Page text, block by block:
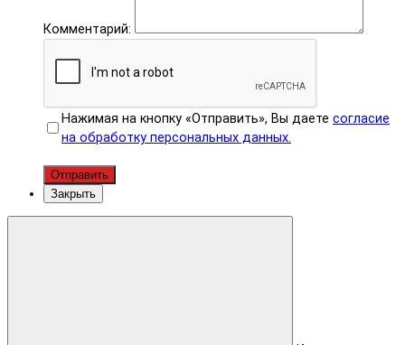
Комментарий:
Нажимая на кнопку «Отправить», Вы даете согласие
на обработку персональных данных.
Отправить
Закрыть